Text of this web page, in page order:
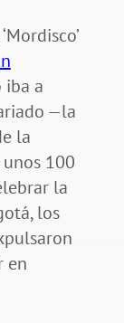
iba a
—la
la
100
la
los
en